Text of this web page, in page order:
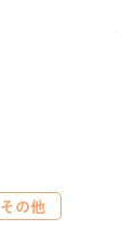
その他